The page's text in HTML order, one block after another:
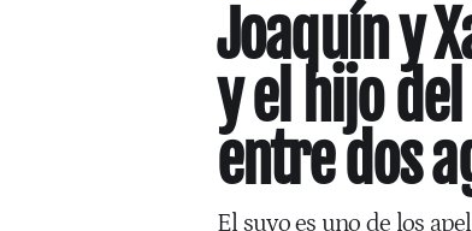
Joaquín y
y el hijo
entre dos
El suyo es uno de los